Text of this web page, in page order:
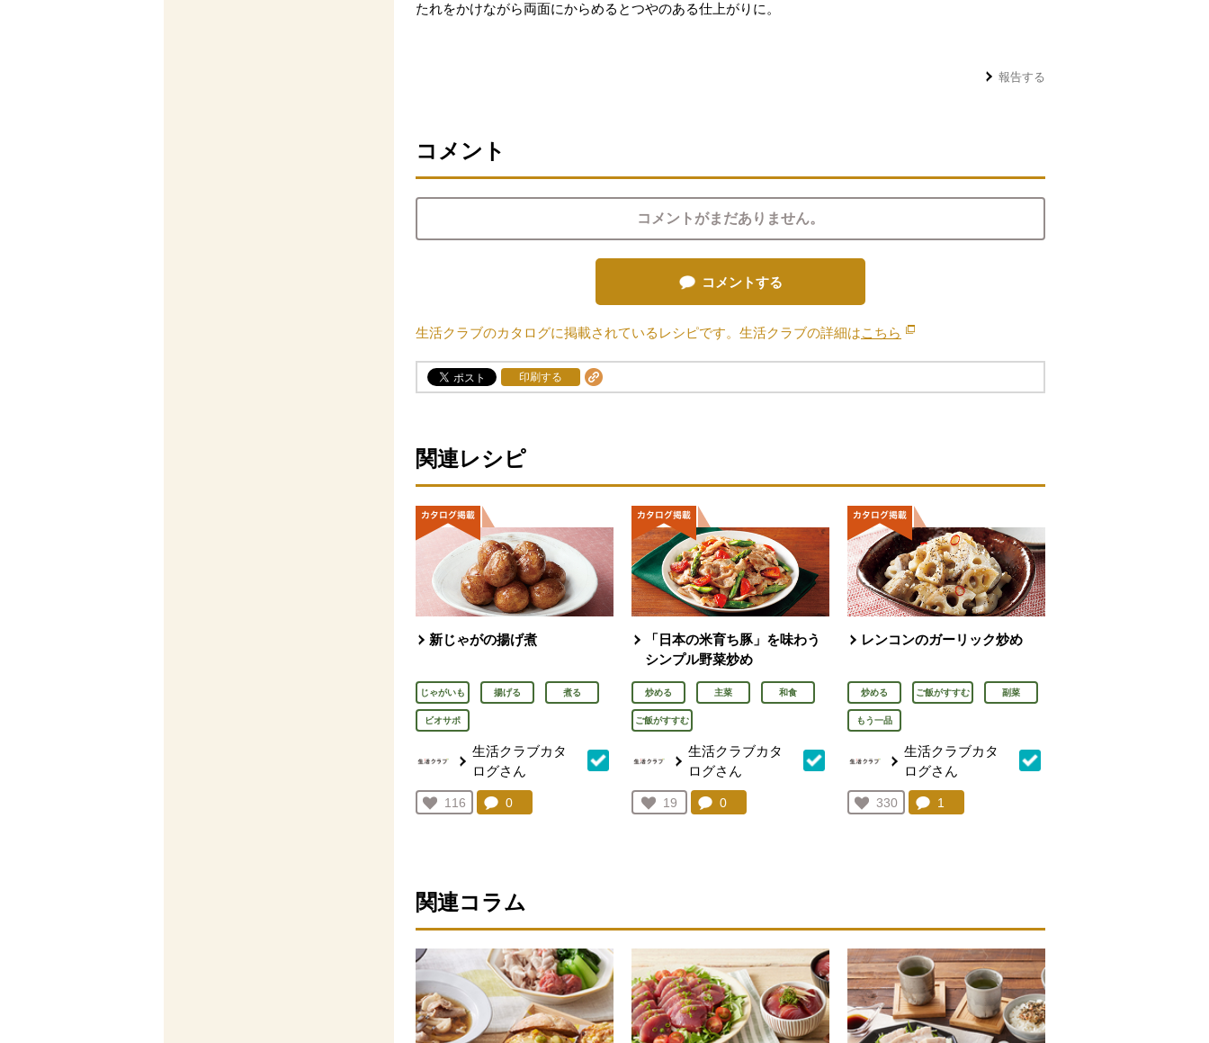
たれをかけながら両面にからめるとつやのある仕上がりに。
報告する
コメント
コメントがまだありません。
コメントする
生活クラブのカタログに掲載されているレシピです。生活クラブの詳細はこちら 別のウィンドウで開きます。
印刷する
関連レシピ
新じゃがの揚げ煮
じゃがいも 揚げる 煮る
ビオサポ
生活クラブカタ
ログさん
お気に入り登録：
116
人が登録
コメント：
0
「日本の米育ち豚」を味わう
シンプル野菜炒め
炒める 主菜 和食
ご飯がすすむ
生活クラブカタ
ログさん
お気に入り登録：
19
人が登録
コメント：
0件。コメントを見る。
レンコンのガーリック炒め
炒める ご飯がすすむ 副菜
もう一品
生活クラブカタ
ログさん
お気に入り登録：
330
人が登録
コメント：
1
関連コラム